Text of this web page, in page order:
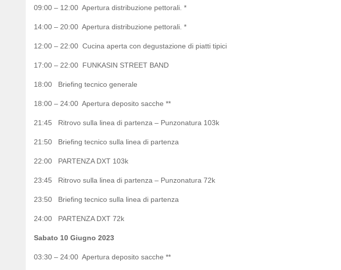
09:00 – 12:00 Apertura distribuzione pettorali. *
14:00 – 20:00 Apertura distribuzione pettorali. *
12:00 – 22:00 Cucina aperta con degustazione di piatti tipici
17:00 – 22:00 FUNKASIN STREET BAND
18:00 Briefing tecnico generale
18:00 – 24:00 Apertura deposito sacche **
21:45 Ritrovo sulla linea di partenza – Punzonatura 103k
21:50 Briefing tecnico sulla linea di partenza
22:00 PARTENZA DXT 103k
23:45 Ritrovo sulla linea di partenza – Punzonatura 72k
23:50 Briefing tecnico sulla linea di partenza
24:00 PARTENZA DXT 72k
Sabato 10 Giugno 2023
03:30 – 24:00 Apertura deposito sacche **